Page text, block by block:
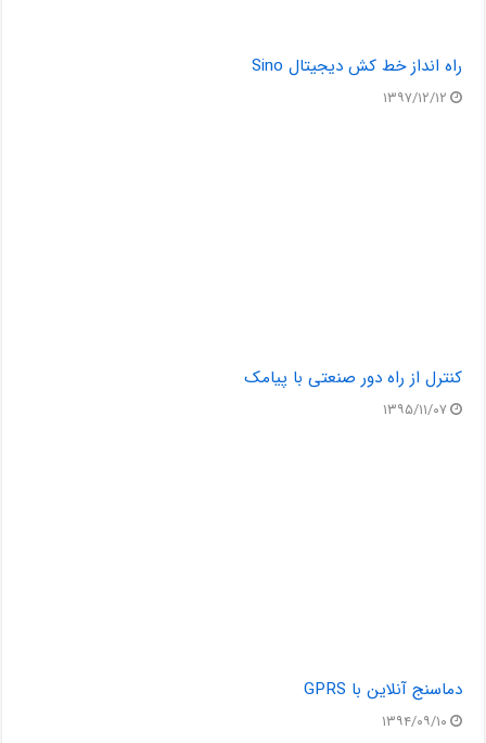
راه انداز خط کش دیجیتال Sino
۱۳۹۷/۱۲/۱۲
کنترل از راه دور صنعتی با پیامک
۱۳۹۵/۱۱/۰۷
دماسنج آنلاین با GPRS
۱۳۹۴/۰۹/۱۰